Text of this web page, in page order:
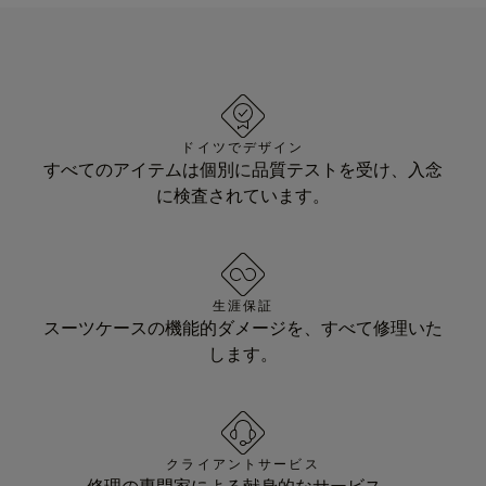
ドイツでデザイン
すべてのアイテムは個別に品質テストを受け、入念
に検査されています。
生涯保証
スーツケースの機能的ダメージを、すべて修理いた
します。
クライアントサービス